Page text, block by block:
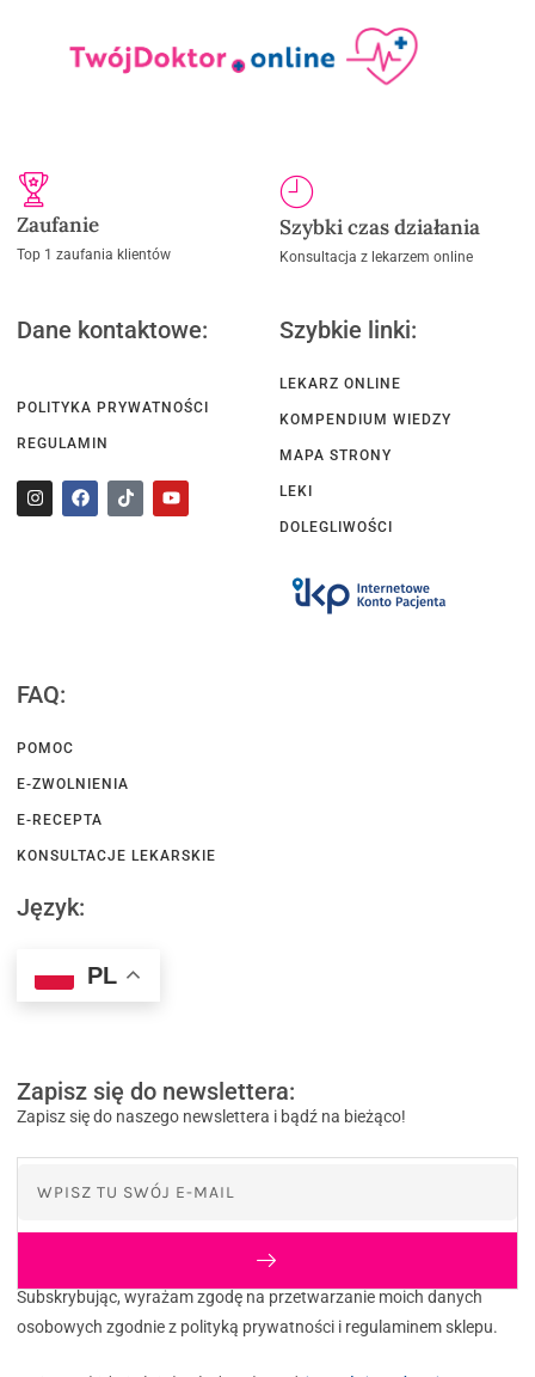
Zaufanie
Top 1 zaufania klientów
Szybki czas działania
Konsultacja z lekarzem online
Dane kontaktowe:
POLITYKA PRYWATNOŚCI
REGULAMIN
Szybkie linki:
LEKARZ ONLINE
KOMPENDIUM WIEDZY
MAPA STRONY
LEKI
DOLEGLIWOŚCI
FAQ:
POMOC
E-ZWOLNIENIA
E-RECEPTA
KONSULTACJE LEKARSKIE
Język:
PL
Zapisz się do newslettera:
Zapisz się do naszego newslettera i bądź na bieżąco!
Subskrybując, wyrażam zgodę na przetwarzanie moich danych
osobowych zgodnie z polityką prywatności i regulaminem sklepu.